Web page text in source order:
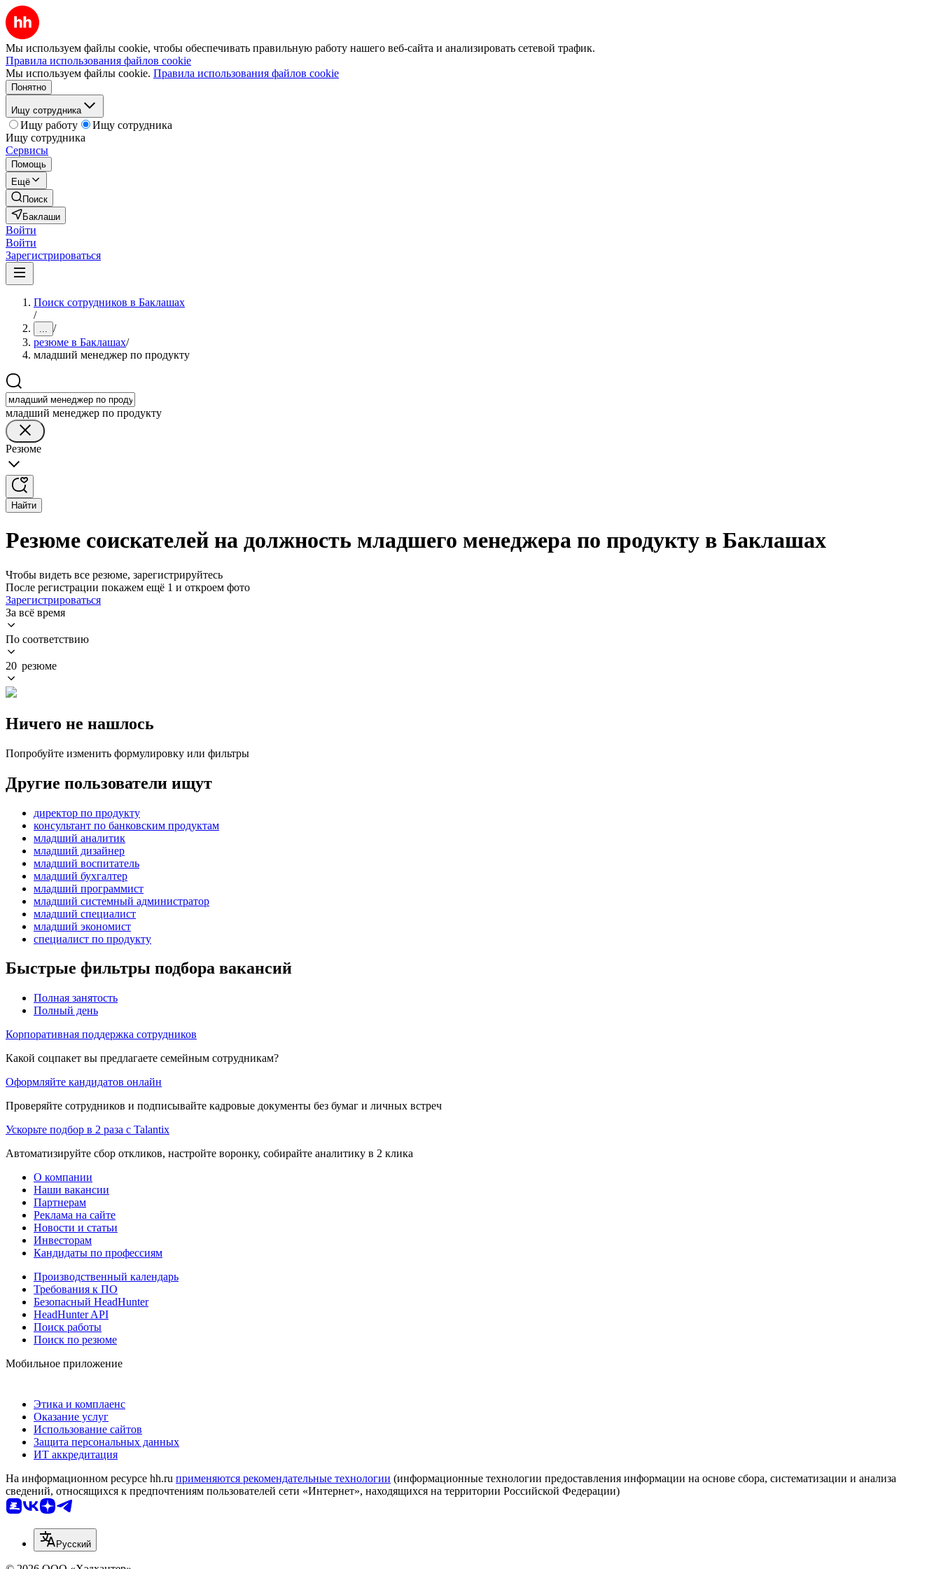
Мы используем файлы cookie, чтобы обеспечивать правильную работу нашего веб-сайта и анализировать сетевой трафик.
Правила использования файлов cookie
Мы используем файлы cookie. Правила использования файлов cookie
Понятно
Ищу сотрудника
Ищу работу
Ищу сотрудника
Ищу сотрудника
Сервисы
Помощь
Ещё
Поиск
Баклаши
Войти
Войти
Зарегистрироваться
Поиск сотрудников в Баклашах
/
... /
резюме в Баклашах/
младший менеджер по продукту
младший менеджер по продукту
Резюме
Найти
Резюме соискателей на должность младшего менеджера по продукту в Баклашах
Чтобы видеть все резюме, зарегистрируйтесь
После регистрации покажем ещё 1 и откроем фото
Зарегистрироваться
За всё время
По соответствию
20 резюме
Ничего не нашлось
Попробуйте изменить формулировку или фильтры
Другие пользователи ищут
директор по продукту
консультант по банковским продуктам
младший аналитик
младший дизайнер
младший воспитатель
младший бухгалтер
младший программист
младший системный администратор
младший специалист
младший экономист
специалист по продукту
Быстрые фильтры подбора вакансий
Полная занятость
Полный день
Корпоративная поддержка сотрудников
Какой соцпакет вы предлагаете семейным сотрудникам?
Оформляйте кандидатов онлайн
Проверяйте сотрудников и подписывайте кадровые документы без бумаг и личных встреч
Ускорьте подбор в 2 раза с Talantix
Автоматизируйте сбор откликов, настройте воронку, собирайте аналитику в 2 клика
О компании
Наши вакансии
Партнерам
Реклама на сайте
Новости и статьи
Инвесторам
Кандидаты по профессиям
Производственный календарь
Требования к ПО
Безопасный HeadHunter
HeadHunter API
Поиск работы
Поиск по резюме
Мобильное приложение
Этика и комплаенс
Оказание услуг
Использование сайтов
Защита персональных данных
ИТ аккредитация
На информационном ресурсе hh.ru применяются рекомендательные технологии (информационные технологии предоставления информации на основе сбора, систематизации и анализа
сведений, относящихся к предпочтениям пользователей сети «Интернет», находящихся на территории Российской Федерации)
Русский